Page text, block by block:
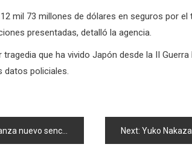
mil 73 millones de dólares en seguros por
presentadas, detalló la agencia.
que ha vivido Japón desde la II
datos policiales.
sencillo en Agosto Next: Yuko